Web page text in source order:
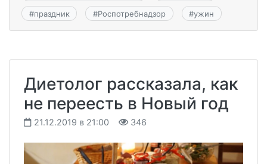
#праздник #Роспотребнадзор #ужин
Диетолог рассказала, как
не переесть в Новый год
21.12.2019 в 21:00 346